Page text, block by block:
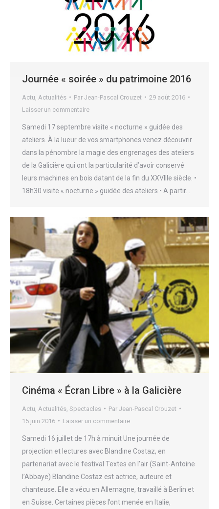
Journée « soirée » du patrimoine 2016
Actu Actualités Par Jean-Pascal Crouzet
29 août 2016
Laisser un commentaire
Samedi 17 septembre visite « nocturne » guidée des
ateliers. À la lueur de vos smartphones venez découvrir
dans la pénombre la magie des engrenages des ateliers
de la Galicière qui ont la particularité d’avoir conservé
leurs machines en bois datant de la fin du XXVIIIe siècle. •
18h30 visite « nocturne » guidée des ateliers • A partir…
Cinéma « Écran Libre » à la Galicière
Actu Actualités Spectacles Par Jean-Pascal Crouzet
15 juin 2016
Laisser un commentaire
Samedi 16 juillet de 17h à minuit Une journée de
projection et lectures avec Blandine Costaz, en
partenariat avec le festival Textes en l’air (Saint-Antoine
l’Abbaye) Blandine Costaz est actrice, auteure et
chanteuse. Elle a vécu en Allemagne, travaillé à Berlin et
en Suisse. Certaines pièces l’ont menée en Italie,